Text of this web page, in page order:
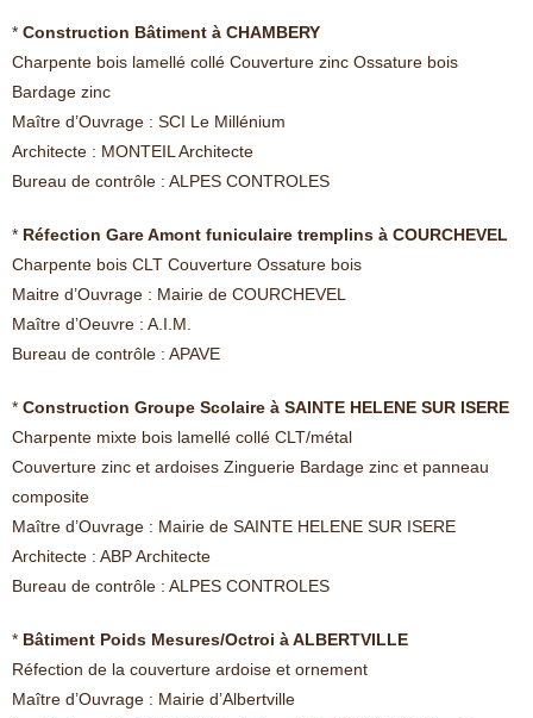
* Construction Bâtiment à CHAMBERY
Charpente bois lamellé collé Couverture zinc Ossature bois
Bardage zinc
Maître d’Ouvrage : SCI Le Millénium
Architecte : MONTEIL Architecte
Bureau de contrôle : ALPES CONTROLES
* Réfection Gare Amont funiculaire tremplins à COURCHEVEL
Charpente bois CLT Couverture Ossature bois
Maitre d’Ouvrage : Mairie de COURCHEVEL
Maître d’Oeuvre : A.I.M.
Bureau de contrôle : APAVE
* Construction Groupe Scolaire à SAINTE HELENE SUR ISERE
Charpente mixte bois lamellé collé CLT/métal
Couverture zinc et ardoises Zinguerie Bardage zinc et panneau
composite
Maître d’Ouvrage : Mairie de SAINTE HELENE SUR ISERE
Architecte : ABP Architecte
Bureau de contrôle : ALPES CONTROLES
* Bâtiment Poids Mesures/Octroi à ALBERTVILLE
Réfection de la couverture ardoise et ornement
Maître d’Ouvrage : Mairie d’Albertville